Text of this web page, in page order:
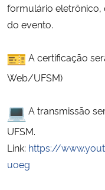
Gabinete de Segurança
Advocacia-Geral da União
Planalto
formulário eletrônico,
do evento.
A certificação
Web/UFSM)
A transmissão
UFSM.
Link: https://
uoeg